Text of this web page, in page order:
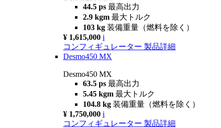
44.5 ps 最高出力
2.9 kgm 最大トルク
103 kg 装備重量（燃料を除く）
¥ 1,615,000 i
コンフィギュレーター 製品詳細
Desmo450 MX
Desmo450 MX
63.5 ps 最高出力
5.45 kgm 最大トルク
104.8 kg 装備重量（燃料を除く）
¥ 1,750,000 i
コンフィギュレーター 製品詳細